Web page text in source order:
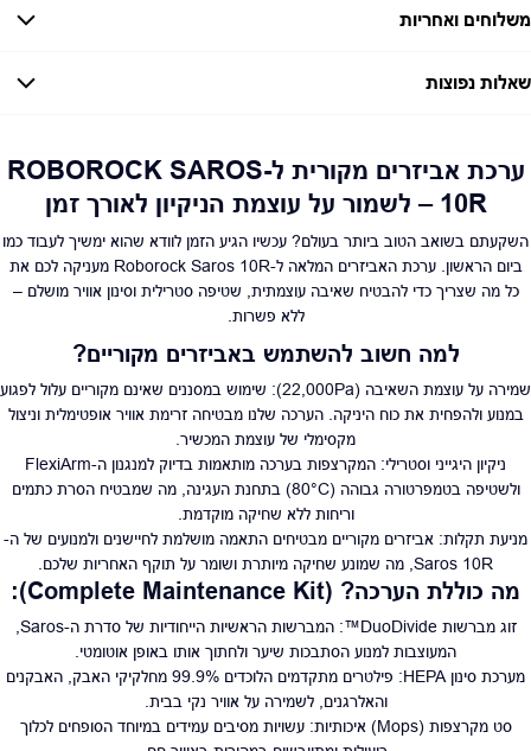
ערכת אביזרים לרובורוק Saros 10R הכוללת: כיסוי מברשת ראשית,זוג פילטרים, 3
משלוחים ואחריות
זמן אספקה: עד 7 ימי עסקים
שאלות נפוצות
האם ניתן לחלק תשלומים?כן, עד 10 תשלומים ללא ריבית.
האם ניתן להחזיר מוצר?כן, בהתאם לחוק הגנת הצרכן ובאריזה המקורית
ערכת אביזרים מקורית ל-ROBOROCK SAROS
10R – לשמור על עוצמת הניקיון לאורך זמן
השקעתם בשואב הטוב ביותר בעולם? עכשיו הגיע הזמן לוודא שהוא ימשיך לעבוד כמו
ביום הראשון. ערכת האביזרים המלאה ל-Roborock Saros 10R מעניקה לכם את
כל מה שצריך כדי להבטיח שאיבה עוצמתית, שטיפה סטרילית וסינון אוויר מושלם –
ללא פשרות.
למה חשוב להשתמש באביזרים מקוריים?
שמירה על עוצמת השאיבה (22,000Pa):
שימוש במסננים שאינם מקוריים עלול לפגוע
במנוע ולהפחית את כוח היניקה. הערכה שלנו מבטיחה זרימת אוויר אופטימלית וניצול
מקסימלי של עוצמת המכשיר.
ניקיון היגייני וסטרילי:
המקרצפות בערכה מותאמות בדיוק למנגנון ה-FlexiArm
ולשטיפה בטמפרטורה גבוהה (80°C) בתחנת העגינה, מה שמבטיח הסרת כתמים
וריחות ללא שחיקה מוקדמת.
מניעת תקלות: אביזרים מקוריים מבטיחים התאמה מושלמת לחיישנים ולמנועים של ה-
Saros 10R, מה שמונע שחיקה מיותרת ושומר על תוקף האחריות שלכם.
מה כוללת הערכה? (Complete Maintenance Kit):
זוג מברשות DuoDivide™:
המעוצבות למנוע הסתבכות שיער ולחתוך אותו באופן אוטומטי.
מערכת סינון HEPA:
פילטרים מתקדמים הלוכדים 99.9% מחלקיקי האבק, האבקנים
והאלרגנים, לשמירה על אוויר נקי בבית.
סט מקרצפות (Mops) איכותיות:
עשויות מסיבים עמידים במיוחד הסופחים לכלוך